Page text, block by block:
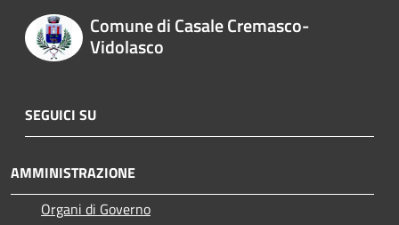
Comune di Casale Cremasco-
Vidolasco
SEGUICI SU
AMMINISTRAZIONE
Organi di Governo